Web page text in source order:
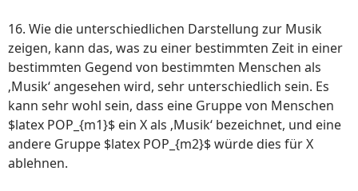
16. Wie die unterschiedlichen Darstellung zur Musik
zeigen, kann das, was zu einer bestimmten Zeit in einer
bestimmten Gegend von bestimmten Menschen als
‚Musik‘ angesehen wird, sehr unterschiedlich sein. Es
kann sehr wohl sein, dass eine Gruppe von Menschen
$latex POP_{m1}$ ein X als ‚Musik‘ bezeichnet, und eine
andere Gruppe $latex POP_{m2}$ würde dies für X
ablehnen.